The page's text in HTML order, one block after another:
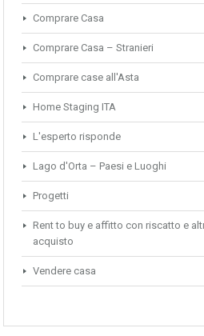
Comprare Casa
Comprare Casa – Stranieri
Comprare case all'Asta
Home Staging ITA
L'esperto risponde
Lago d'Orta – Paesi e Luoghi
Progetti
Rent to buy e affitto con riscatto e
acquisto
Vendere casa